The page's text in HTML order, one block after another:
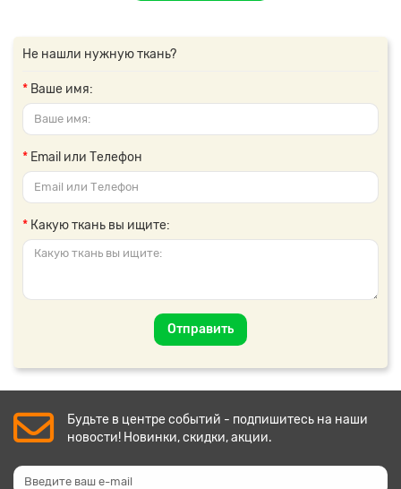
Не нашли нужную ткань?
Ваше имя:
Email или Телефон
Какую ткань вы ищите:
Отправить
Будьте в центре событий - подпишитесь на наши
новости! Новинки, скидки, акции.